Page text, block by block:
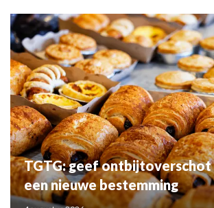
TGTG: geef ontbijtoverschot
een nieuwe bestemming